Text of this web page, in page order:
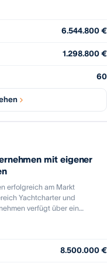
MA, effizientes
6.544.800 €
1.298.800 €
60
mit eigener
erfolgreich am Markt
Yachtcharter und
verfügt über ein
der gesamten
den Betrieb einer eigenen
8.500.000 €